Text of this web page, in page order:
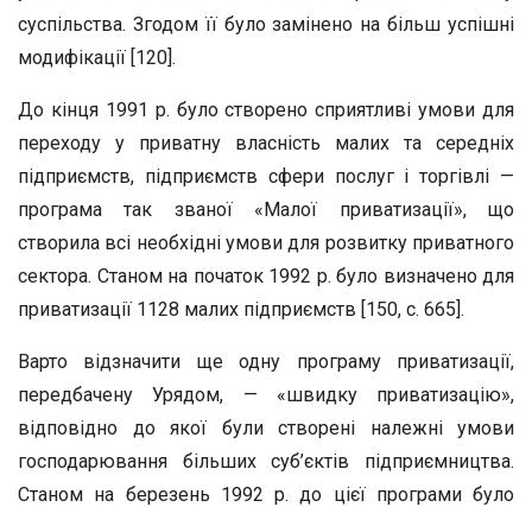
суспільства. Згодом її було замінено на більш успішні
модифікації [120].
До кінця 1991 р. було створено сприятливі умови для
переходу у приватну власність малих та середніх
підприємств, підприємств сфери послуг і торгівлі —
програма так званої «Малої приватизації», що
створила всі необхідні умови для розвитку приватного
сектора. Станом на початок 1992 р. було визначено для
приватизації 1128 малих підприємств [150, с. 665].
Варто відзначити ще одну програму приватизації,
передбачену Урядом, — «швидку приватизацію»,
відповідно до якої були створені належні умови
господарювання більших суб’єктів підприємництва.
Станом на березень 1992 р. до цієї програми було